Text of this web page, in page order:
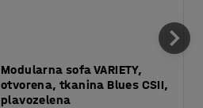
Modularna sofa VARIETY,
otvorena, tkanina Blues CSII,
plavozelena